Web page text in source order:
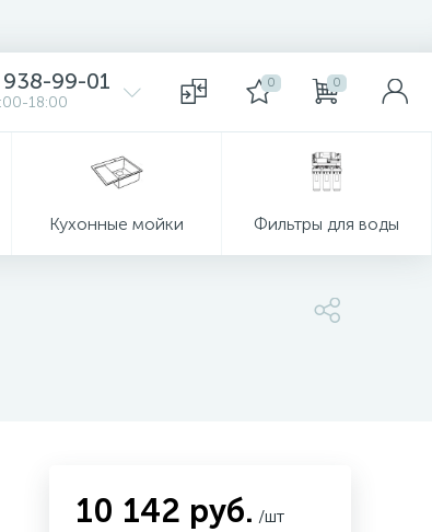
938-99-01
18:00
0 0
Кухонные мойки Фильтры для воды
10 142 руб. /шт